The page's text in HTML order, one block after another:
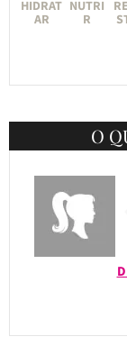
HIDRAT
AR
NUTRI
R
O